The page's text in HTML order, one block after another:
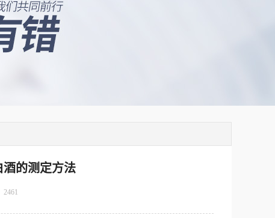
酒的测定方法
2461